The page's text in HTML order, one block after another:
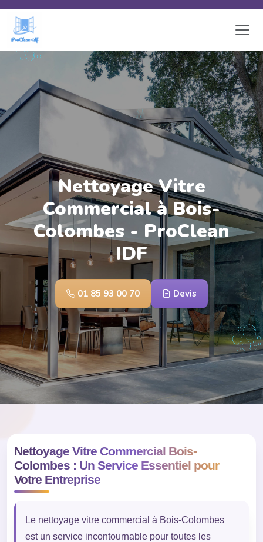
Skip to main content
Nettoyage Vitre
Commercial à Bois-
Colombes - ProClean
IDF
01 85 93 00 70 Devis
Nettoyage Vitre Commercial Bois-
Colombes : Un Service Essentiel pour
Votre Entreprise
Le nettoyage vitre commercial à Bois-Colombes
est un service incontournable pour toutes les